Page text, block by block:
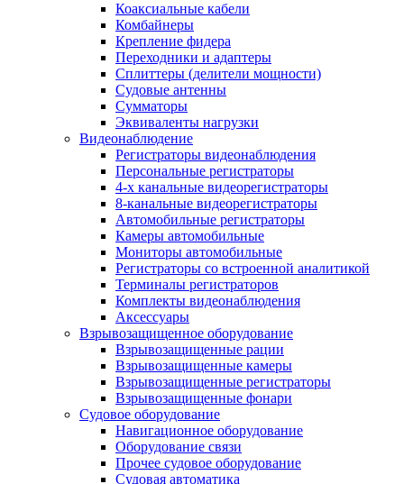
Коаксиальные кабели
Комбайнеры
Крепление фидера
Переходники и адаптеры
Сплиттеры (делители мощности)
Судовые антенны
Сумматоры
Эквиваленты нагрузки
Видеонаблюдение
Регистраторы видеонаблюдения
Персональные регистраторы
4-х канальные видеорегистраторы
8-канальные видеорегистраторы
Автомобильные регистраторы
Камеры автомобильные
Мониторы автомобильные
Регистраторы со встроенной аналитикой
Терминалы регистраторов
Комплекты видеонаблюдения
Аксессуары
Взрывозащищенное оборудование
Взрывозащищенные рации
Взрывозащищенные камеры
Взрывозащищенные регистраторы
Взрывозащищенные фонари
Судовое оборудование
Навигационное оборудование
Оборудование связи
Прочее судовое оборудование
Судовая автоматика